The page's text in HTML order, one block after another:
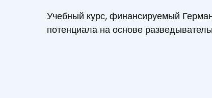
Учебный курс, финансируемый
потенциала на основе